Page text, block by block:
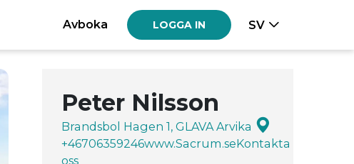
Avboka LOGGA IN SV
Peter Nilsson
Brandsbol Hagen 1, GLAVA Arvika
+46706359246www.Sacrum.seKontakta
oss